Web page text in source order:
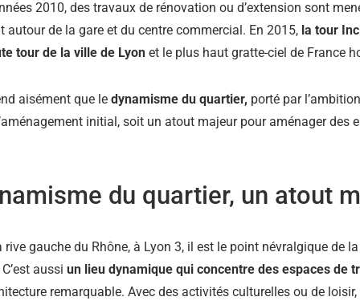
2010, des travaux de rénovation ou d’extension sont
autour de la gare et du centre commercial. En 2015, la tour
tour de la ville de Lyon et le plus haut gratte-ciel de France
aisément que le dynamisme du quartier, porté par
initial, soit un atout majeur pour aménager des
du quartier, un atout
rive gauche du Rhône, à Lyon 3, il est le point névralgique de la
aussi un lieu dynamique qui concentre des espaces de
remarquable. Avec des activités culturelles ou de loisir,